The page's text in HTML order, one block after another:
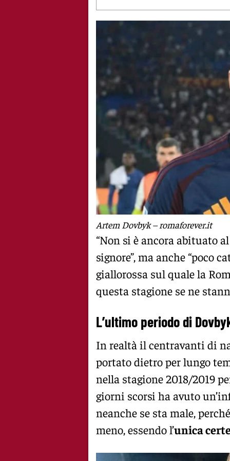
Artem Dovbyk – romaforever.it
“Non si è ancora abituato
signore”, ma anche “poco
giallorossa sul quale la
questa stagione se ne
L’ultimo periodo di
In realtà il centravanti di
portato dietro per lungo
nella stagione 2018/2019
giorni scorsi ha avuto
neanche se sta male,
meno, essendo l’unica